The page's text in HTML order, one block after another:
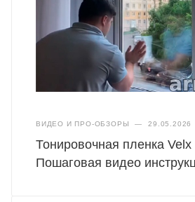
ВИДЕО И ПРО-ОБЗОРЫ — 29.05.2026
Тонировочная пленка Velx
Пошаговая видео